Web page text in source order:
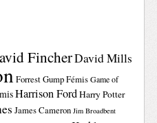
FincherDavid Mills
Forrest GumpFémis Game of
Harrison FordHarry Potter
James Cameron Jim Broadbent